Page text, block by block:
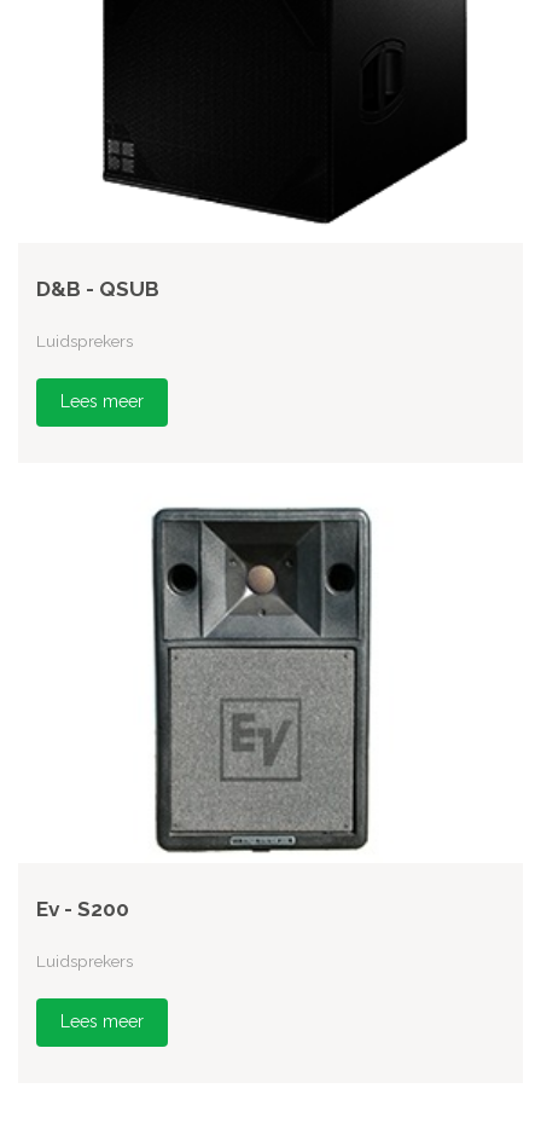
D&B - QSUB
Luidsprekers
Lees meer
Ev - S200
Luidsprekers
Lees meer